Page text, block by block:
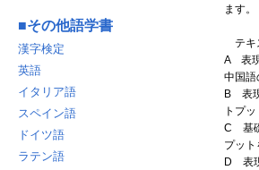
ます。
テキ
A 表
中国語
B 表
トプ
C 基
プッ
D 表
■その他語学書
漢字検定
英語
イタリア語
スペイン語
ドイツ語
ラテン語